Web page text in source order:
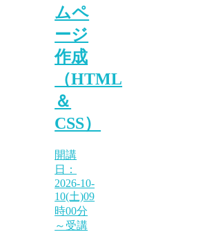
ムペ
ージ
作成
（HTML
＆
CSS）
開講
日：
2026-10-
10(土)09
時00分
～受講